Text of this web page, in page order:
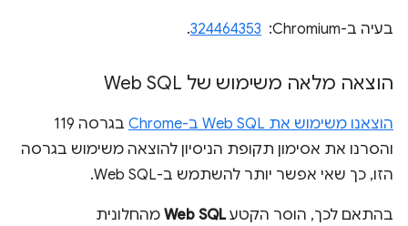
בעיה ב-Chromium: ‏ 324464353
.
הוצאה מלאה משימוש של Web SQL
הוצאנו משימוש את Web SQL ב-Chrome
בגרסה 119
והסרנו את אסימון תקופת הניסיון להוצאה משימוש בגרסה
הזו, כך שאי אפשר יותר להשתמש ב-Web SQL.
בהתאם לכך, הוסר הקטעWeb SQL מהחלונית